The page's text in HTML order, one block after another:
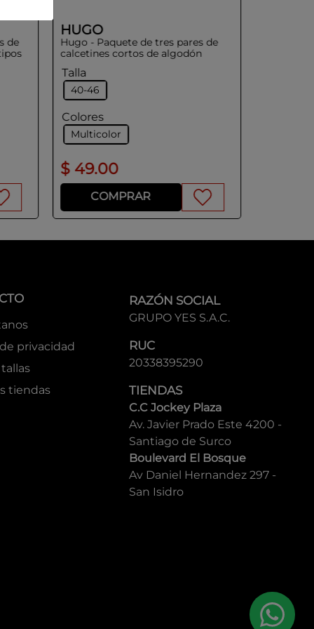
de
HUGO
Hugo - Paquete de tres pares de
calcetines cortos de algodón
Talla
40-46
Colores
Multicolor
$ 49.00
COMPRAR
privacidad
tiendas
RAZÓN SOCIAL
GRUPO YES S.A.C.
RUC
20338395290
TIENDAS
C.C Jockey Plaza
Av. Javier Prado Este 4200 -
Santiago de Surco
Boulevard El Bosque
Av Daniel Hernandez 297 -
San Isidro